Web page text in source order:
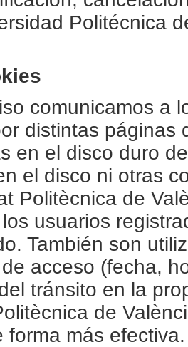
Politécnica
comunicamos a
distintas páginas
en el disco duro
el disco ni otras
Politècnica de
usuarios
También son
acceso (fecha,
tránsito en la
de
forma más efectiva.